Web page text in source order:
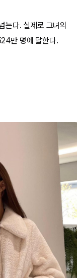
는다. 실제로 그녀의
만 명에 달한다.